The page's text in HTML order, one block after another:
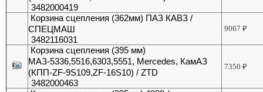
3482000419
Корзина сцепления (362мм) ПАЗ КАВЗ /
СПЕЦМАШ
3482116031
9067₽
Корзина сцепления (395 мм)
МАЗ-5336,5516,6303,5551, Mercedes, КамАЗ
(КПП-ZF-9S109,ZF-16S10) / ZTD
3482000463
7350₽